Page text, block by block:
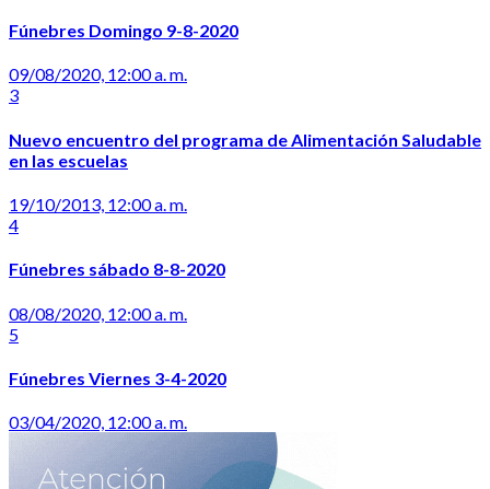
Fúnebres Domingo 9-8-2020
09/08/2020, 12:00 a. m.
3
Nuevo encuentro del programa de Alimentación Saludable
en las escuelas
19/10/2013, 12:00 a. m.
4
Fúnebres sábado 8-8-2020
08/08/2020, 12:00 a. m.
5
Fúnebres Viernes 3-4-2020
03/04/2020, 12:00 a. m.